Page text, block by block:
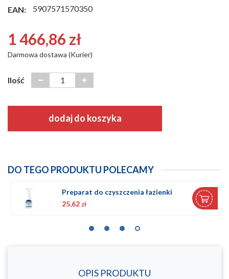
EAN:
5907571570350
1 466,86 zł
Darmowa dostawa (Kurier)
Ilość
dodaj do koszyka
DO TEGO PRODUKTU POLECAMY
Preparat do czyszczenia łazienki
OPIS PRODUKTU